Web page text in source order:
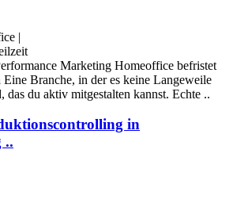
|
Marketing ​Homeoffice ​befristet
Branche, in der es keine Langeweile
das du aktiv mitgestalten kannst. Echte ..
in
..